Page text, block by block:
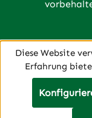
Diese Website
Erfahrung